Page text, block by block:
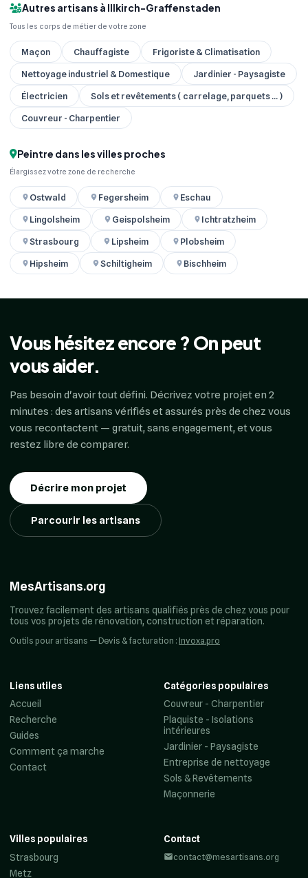
Autres artisans à Illkirch-Graffenstaden
Tous les corps de métier de votre zone
Maçon Chauffagiste
Frigoriste & Climatisation
Nettoyage industriel & Domestique
Jardinier - Paysagiste
Électricien
Sols et revêtements ( carrelage, parquets ... )
Couvreur - Charpentier
Peintre dans les villes proches
Élargissez votre zone de recherche
Ostwald Fegersheim
Eschau
Lingolsheim
Geispolsheim
Ichtratzheim
Strasbourg
Lipsheim
Plobsheim
Hipsheim
Schiltigheim Bischheim
Vous hésitez encore ? On peut
vous aider.
Pas besoin d'avoir tout défini. Décrivez votre projet en 2
minutes : des artisans vérifiés et assurés près de chez vous
vous recontactent — gratuit, sans engagement, et vous
restez libre de comparer.
Décrire mon projet
Parcourir les artisans
MesArtisans.org
Trouvez facilement des artisans qualifiés près de chez vous pour
tous vos projets de rénovation, construction et réparation.
Outils pour artisans — Devis & facturation : Invoxa.pro
Liens utiles
Accueil
Recherche
Guides
Comment ça marche
Contact
Catégories populaires
Couvreur - Charpentier
Plaquiste - Isolations
intérieures
Jardinier - Paysagiste
Entreprise de nettoyage
Sols & Revêtements
Maçonnerie
Villes populaires
Strasbourg
Metz
Contact
contact@mesartisans.org